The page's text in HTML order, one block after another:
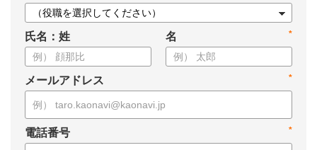
氏名：姓 *
名
*
メールアドレス
*
電話番号